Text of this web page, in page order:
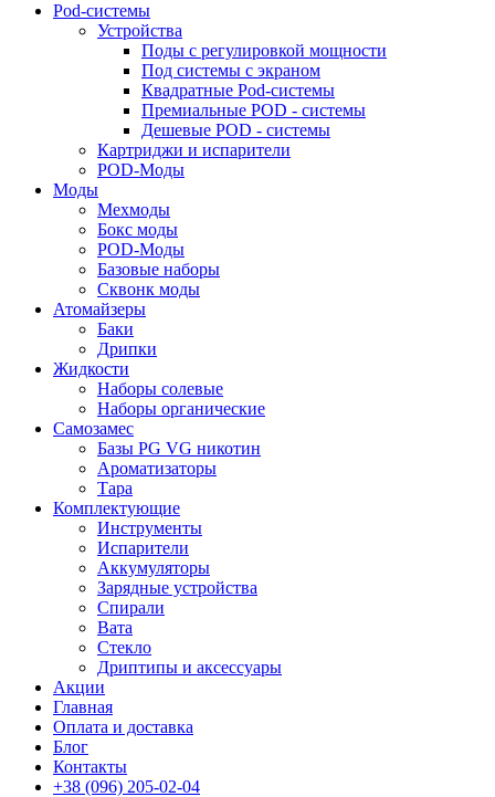
Pod-системы
Устройства
Поды с регулировкой мощности
Под системы с экраном
Квадратные Pod-системы
Премиальные POD - системы
Дешевые POD - системы
Картриджи и испарители
POD-Моды
Моды
Мехмоды
Бокс моды
POD-Моды
Базовые наборы
Сквонк моды
Атомайзеры
Баки
Дрипки
Жидкости
Наборы солевые
Наборы органические
Самозамес
Базы PG VG никотин
Ароматизаторы
Тара
Комплектующие
Инструменты
Испарители
Аккумуляторы
Зарядные устройства
Спирали
Вата
Стекло
Дриптипы и аксессуары
Акции
Главная
Оплата и доставка
Блог
Контакты
+38 (096) 205-02-04